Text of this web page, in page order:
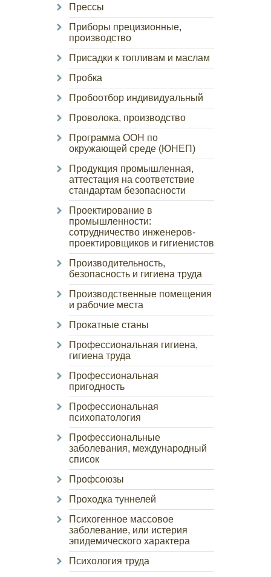
Прессы
Приборы прецизионные,
производство
Присадки к топливам и маслам
Пробка
Пробоотбор индивидуальный
Проволока, производство
Программа ООН по
окружающей среде (ЮНЕП)
Продукция промышленная,
аттестация на соответствие
стандартам безопасности
Проектирование в
промышленности:
сотрудничество инженеров-
проектировщиков и гигиенистов
Производительность,
безопасность и гигиена труда
Производственные помещения
и рабочие места
Прокатные станы
Профессиональная гигиена,
гигиена труда
Профессиональная
пригодность
Профессиональная
психопатология
Профессиональные
заболевания, международный
список
Профсоюзы
Проходка туннелей
Психогенное массовое
заболевание, или истерия
эпидемического характера
Психология труда